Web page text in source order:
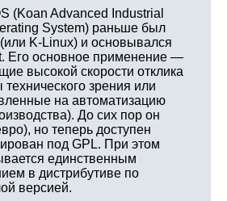
(Koan Advanced Industrial
System) раньше был
K-Linux) и основывался
Его основное применение —
высокой скорости отклика
зрения или
на автоматизацию
До сих пор он
но теперь доступен
под GPL. При этом
единственным
в дистрибутиве по
версией.